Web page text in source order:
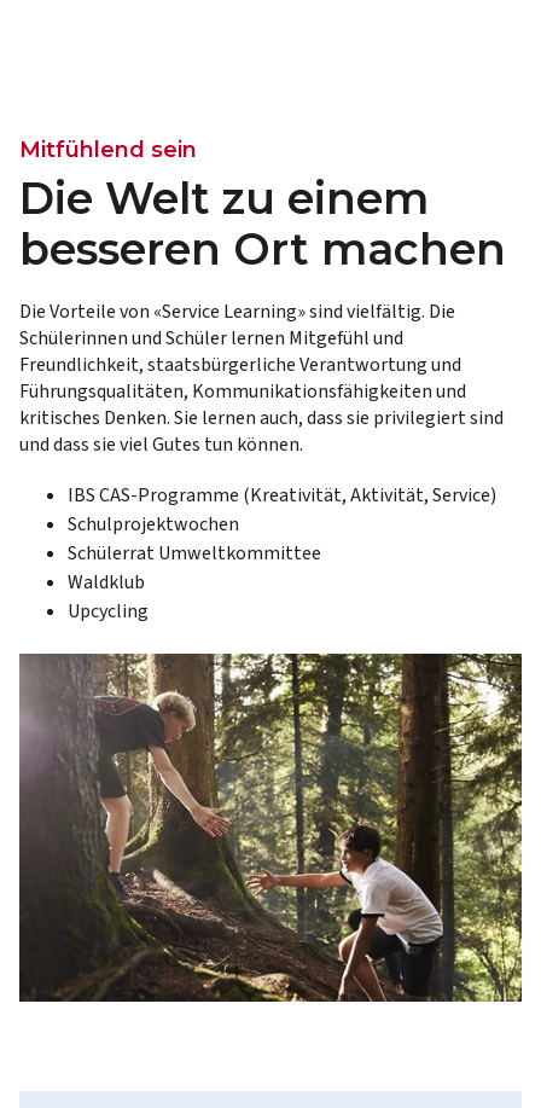
Mitfühlend sein
Die Welt zu einem
besseren Ort machen
Die Vorteile von «Service Learning» sind vielfältig. Die
Schülerinnen und Schüler lernen Mitgefühl und
Freundlichkeit, staatsbürgerliche Verantwortung und
Führungsqualitäten, Kommunikationsfähigkeiten und
kritisches Denken. Sie lernen auch, dass sie privilegiert sind
und dass sie viel Gutes tun können.
IBS CAS-Programme (Kreativität, Aktivität, Service)
Schulprojektwochen
Schülerrat Umweltkommittee
Waldklub
Upcycling